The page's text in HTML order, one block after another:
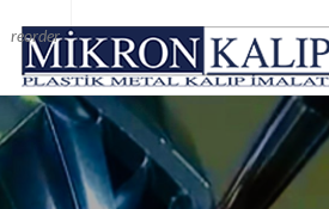
reorder